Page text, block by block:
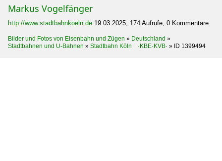
Markus Vogelfänger
http://www.stadtbahnkoeln.de 19.03.2025, 174 Aufrufe, 0 Kommentare
Bilder und Fotos von Eisenbahn und Zügen » Deutschland »
Stadtbahnen und U-Bahnen » Stadtbahn Köln ·KBE·KVB· » ID 1399494